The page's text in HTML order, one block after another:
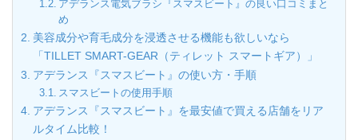
アデランス電気ブラシ『スマスビート』の良い口コミまと
め
美容成分や育毛成分を浸透させる機能も欲しいなら
「TILLET SMART-GEAR（ティレット スマートギア）」
アデランス『スマスビート』の使い方・手順
スマスビートの使用手順
アデランス『スマスビート』を最安値で買える店舗をリア
ルタイム比較！